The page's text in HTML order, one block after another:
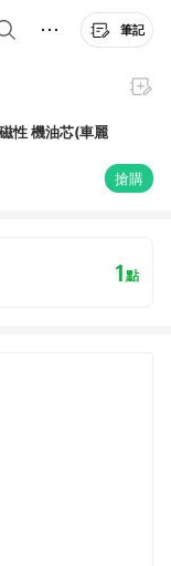
筆記
性 機油芯(車麗
搶購
1點